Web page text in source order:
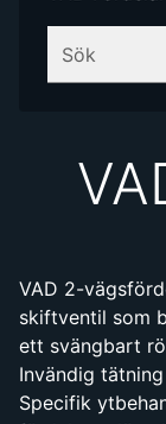
Sök
VAD 2-
skiftventil som
ett svängbart
Invändig
Specifik